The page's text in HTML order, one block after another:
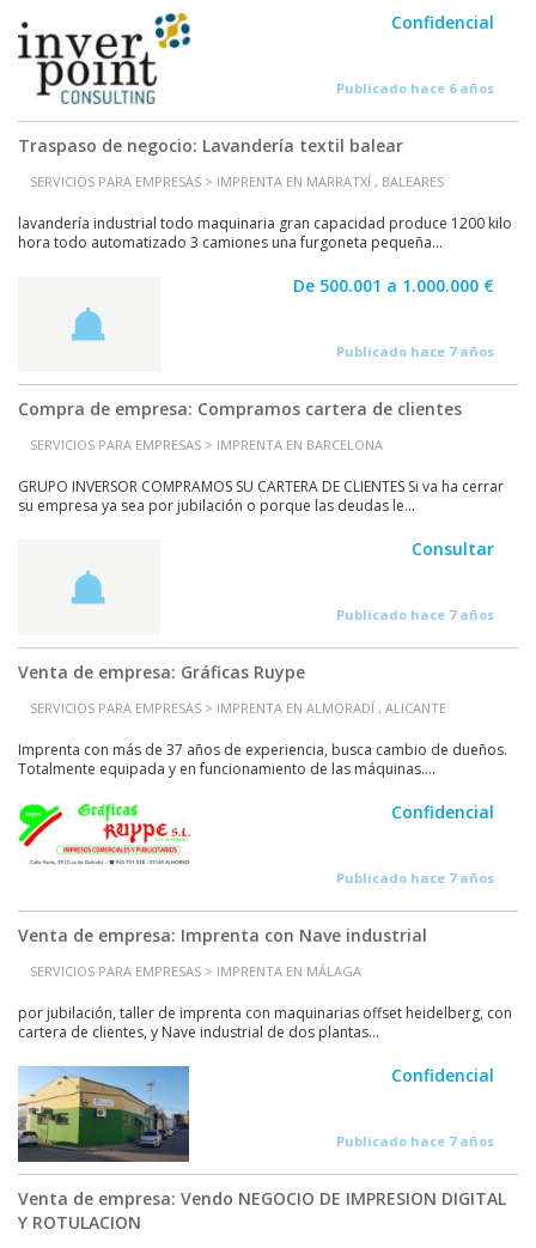
Confidencial
Publicado hace 6 años
Traspaso de negocio: Lavandería textil balear
SERVICIOS PARA EMPRESAS > IMPRENTA EN MARRATXÍ , BALEARES
lavandería industrial todo maquinaria gran capacidad produce 1200 kilo
hora todo automatizado 3 camiones una furgoneta pequeña...
De 500.001 a 1.000.000 €
Publicado hace 7 años
Compra de empresa: Compramos cartera de clientes
SERVICIOS PARA EMPRESAS > IMPRENTA EN BARCELONA
GRUPO INVERSOR COMPRAMOS SU CARTERA DE CLIENTES Si va ha cerrar
su empresa ya sea por jubilación o porque las deudas le...
Consultar
Publicado hace 7 años
Venta de empresa: Gráficas Ruype
SERVICIOS PARA EMPRESAS > IMPRENTA EN ALMORADÍ , ALICANTE
Imprenta con más de 37 años de experiencia, busca cambio de dueños.
Totalmente equipada y en funcionamiento de las máquinas....
Confidencial
Publicado hace 7 años
Venta de empresa: Imprenta con Nave industrial
SERVICIOS PARA EMPRESAS > IMPRENTA EN MÁLAGA
por jubilación, taller de imprenta con maquinarias offset heidelberg, con
cartera de clientes, y Nave industrial de dos plantas...
Confidencial
Publicado hace 7 años
Venta de empresa: Vendo NEGOCIO DE IMPRESION DIGITAL
Y ROTULACION